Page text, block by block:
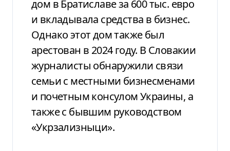
дом в Братиславе за 600 тыс. евро
и вкладывала средства в бизнес.
Однако этот дом также был
арестован в 2024 году. В Словакии
журналисты обнаружили связи
семьи с местными бизнесменами
и почетным консулом Украины, а
также с бывшим руководством
«Укрзализныци».